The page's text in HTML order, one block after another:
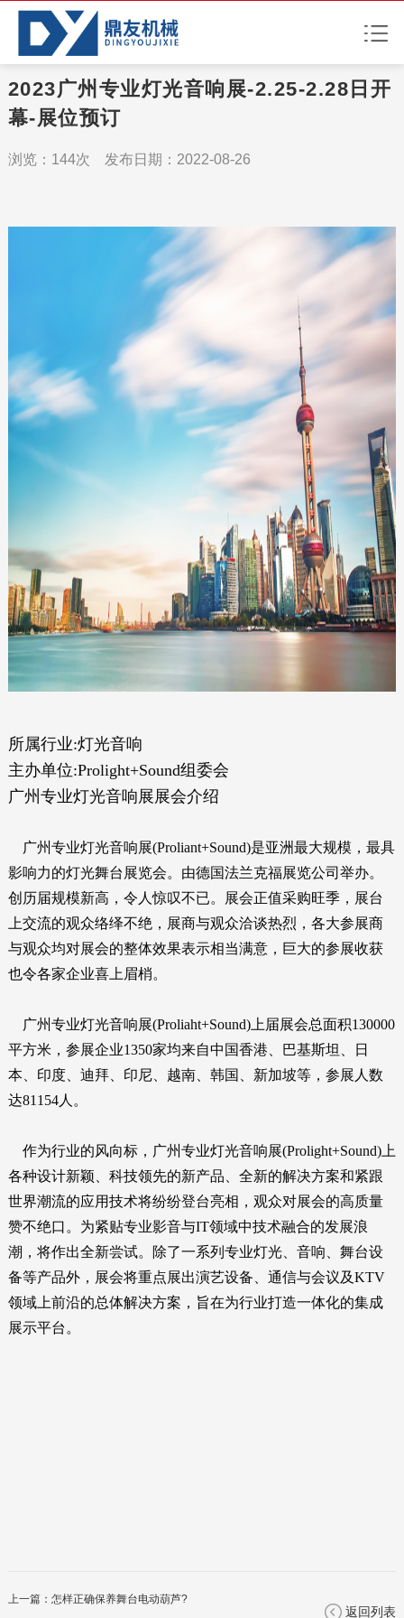
2023广州专业灯光音响展-2.25-2.28日开
幕-展位预订
浏览：144次 发布日期：2022-08-26
所属行业:灯光音响
主办单位:Prolight+Sound组委会
广州专业灯光音响展展会介绍
广州专业灯光音响展(Proliant+Sound)是亚洲最大规模，最具
影响力的灯光舞台展览会。由德国法兰克福展览公司举办。
创历届规模新高，令人惊叹不已。展会正值采购旺季，展台
上交流的观众络绎不绝，展商与观众洽谈热烈，各大参展商
与观众均对展会的整体效果表示相当满意，巨大的参展收获
也令各家企业喜上眉梢。
广州专业灯光音响展(Proliaht+Sound)上届展会总面积130000
平方米，参展企业1350家均来自中国香港、巴基斯坦、日
本、印度、迪拜、印尼、越南、韩国、新加坡等，参展人数
达81154人。
作为行业的风向标，广州专业灯光音响展(Prolight+Sound)上
各种设计新颖、科技领先的新产品、全新的解决方案和紧跟
世界潮流的应用技术将纷纷登台亮相，观众对展会的高质量
赞不绝口。为紧贴专业影音与IT领域中技术融合的发展浪
潮，将作出全新尝试。除了一系列专业灯光、音响、舞台设
备等产品外，展会将重点展出演艺设备、通信与会议及KTV
领域上前沿的总体解决方案，旨在为行业打造一体化的集成
展示平台。
上一篇： 怎样正确保养舞台电动葫芦?
返回列表